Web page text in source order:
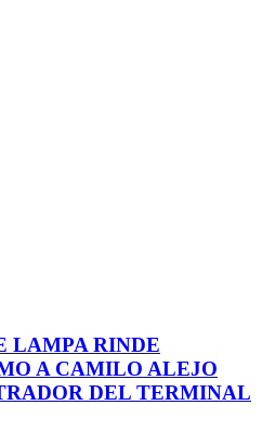
LAMPA RINDE
A CAMILO ALEJO
DEL TERMINAL